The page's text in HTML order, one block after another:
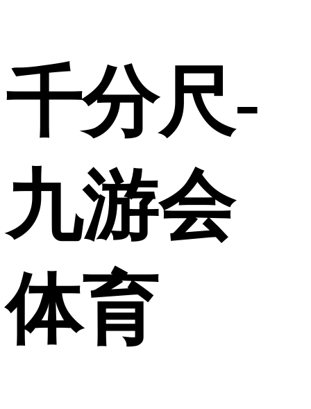
千分尺-
九游会
体育